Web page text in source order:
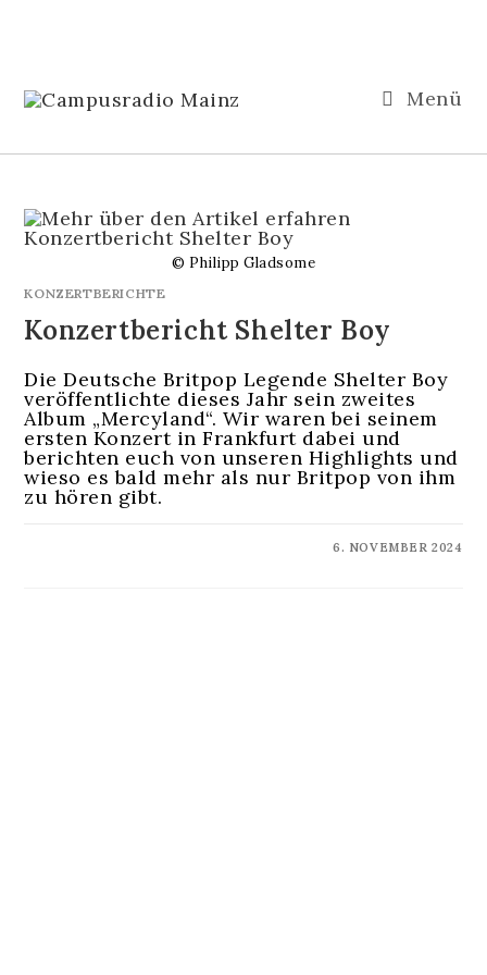
Menü
© Philipp Gladsome
KONZERTBERICHTE
Konzertbericht Shelter Boy
Die Deutsche Britpop Legende Shelter Boy
veröffentlichte dieses Jahr sein zweites
Album „Mercyland“. Wir waren bei seinem
ersten Konzert in Frankfurt dabei und
berichten euch von unseren Highlights und
wieso es bald mehr als nur Britpop von ihm
zu hören gibt.
6. NOVEMBER 2024